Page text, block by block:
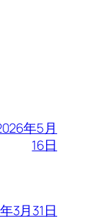
年5月
16日
3月31日